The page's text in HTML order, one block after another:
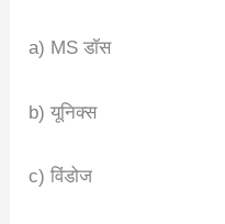
a) MS डॉस
b) यूनिक्स
c) विंडोज